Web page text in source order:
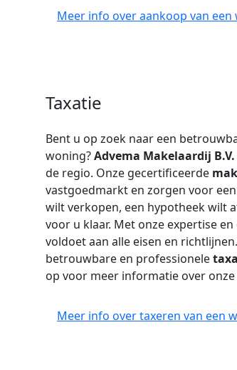
Meer info over aankoop van
Taxatie
Bent u op zoek naar een
woning?Advema Makelaardij B.V.
de regio. Onze gecertificeerde
vastgoedmarkt en zorgen voor
wilt verkopen, een hypotheek wilt
voor u klaar. Met onze expertise
voldoet aan alle eisen en
betrouwbare en professionele
op voor meer informatie over onze
Meer info over taxeren van een